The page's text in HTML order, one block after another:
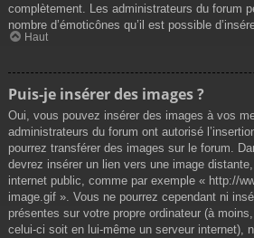
complètement. Les administrateurs du forum
nombre d’émoticônes qu’il est possible
Haut
Puis-je insérer des images ?
Oui, vous pouvez insérer des images à vos
administrateurs du forum ont autorisé
pourrez transférer des images sur le forum.
devrez insérer un lien vers une image
internet public, comme par exemple « http://
image.gif ». Vous ne pourrez cependant ni
présentes sur votre propre ordinateur (à
celui-ci soit en lui-même un serveur internet),